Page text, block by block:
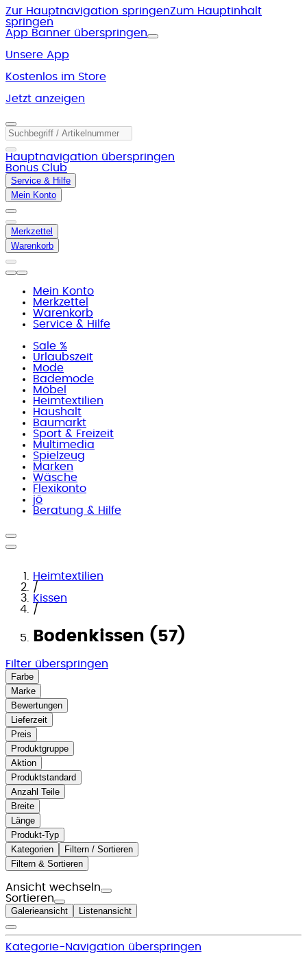
Zur Hauptnavigation springenZum Hauptinhalt
springen
App Banner überspringen
Unsere App
Kostenlos im Store
Jetzt anzeigen
Hauptnavigation überspringen
Bonus Club
Service & Hilfe
Mein Konto
Merkzettel
Warenkorb
Mein Konto
Merkzettel
Warenkorb
Service & Hilfe
Sale %
Urlaubszeit
Mode
Bademode
Möbel
Heimtextilien
Haushalt
Baumarkt
Sport & Freizeit
Multimedia
Spielzeug
Marken
Wäsche
Flexikonto
jö
Beratung & Hilfe
Heimtextilien
/
Kissen
/
Bodenkissen (57)
Filter überspringen
Farbe
Marke
Bewertungen
Lieferzeit
Preis
Produktgruppe
Aktion
Produktstandard
Anzahl Teile
Breite
Länge
Produkt-Typ
Kategorien
Filtern / Sortieren
Filtern & Sortieren
Ansicht wechseln
Sortieren
Galerieansicht Listenansicht
Kategorie-Navigation überspringen